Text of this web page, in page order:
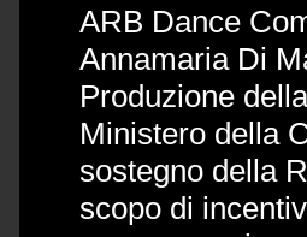
ARB Dance
Annamaria Di
Produzione
Ministero della
sostegno della
scopo di